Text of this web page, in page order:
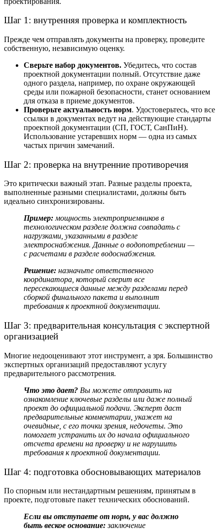
Шаг 1: внутренняя проверка и комплектность
Прежде чем отправлять документы на проверку, проведите
собственную, независимую оценку.
Сверьте набор документов. Убедитесь, что состав
проектной документации полный. Отсутствие даже
одного раздела, например, по охране окружающей
среды или пожарной безопасности, станет основанием
для отказа в приеме документов.
Проверьте актуальность норм. Удостоверьтесь, что все
ссылки в документах ведут на действующие стандарты
проектной документации (СП, ГОСТ, СанПиН).
Использование устаревших норм — одна из самых
частых причин замечаний.
Шаг 2: проверка на внутренние противоречия
Это критически важный этап. Разные разделы проекта,
выполненные разными специалистами, должны быть
идеально синхронизированы.
Пример: мощность электроприемников в
технологическом разделе должна совпадать с
нагрузками, указанными в разделе
электроснабжения. Данные о водопотреблении —
с расчетами в разделе водоснабжения.
Решение: назначьте ответственного
координатора, который сверит все
пересекающиеся данные между разделами перед
сборкой финального пакета и выполнит
требования к проектной документации.
Шаг 3: предварительная консультация с экспертной
организацией
Многие недооценивают этот инструмент, а зря. Большинство
экспертных организаций предоставляют услугу
предварительного рассмотрения.
Что это дает? Вы можете отправить на
ознакомление ключевые разделы или даже полный
проект до официальной подачи. Эксперт даст
предварительные комментарии, укажет на
очевидные, с его точки зрения, недочеты. Это
помогает устранить их до начала официального
отсчета времени на проверку и не нарушить
требования к проектной документации.
Шаг 4: подготовка обосновывающих материалов
По спорным или нестандартным решениям, принятым в
проекте, подготовьте пакет технических обоснований.
Если вы отступаете от норм, у вас должно
быть веское основание:заключение